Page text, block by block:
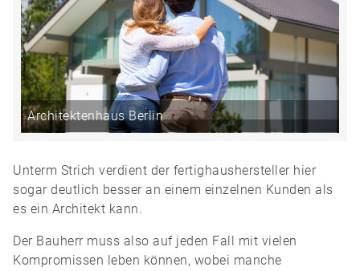
Architektenhaus Berlin
Unterm Strich verdient der fertighaushersteller hier
sogar deutlich besser an einem einzelnen Kunden als
es ein Architekt kann.
Der Bauherr muss also auf jeden Fall mit vielen
Kompromissen leben können, wobei manche